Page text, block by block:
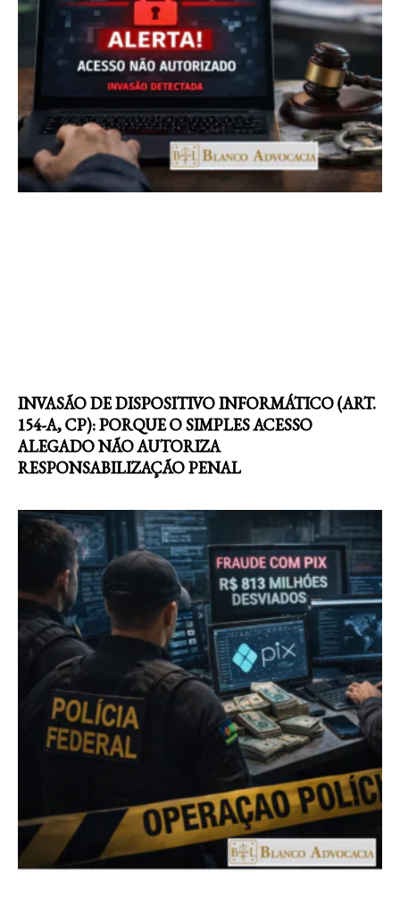
INVASÃO DE DISPOSITIVO INFORMÁTICO (ART.
154-A, CP): PORQUE O SIMPLES ACESSO
ALEGADO NÃO AUTORIZA
RESPONSABILIZAÇÃO PENAL